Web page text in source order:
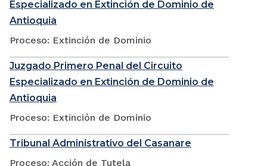
Especializado en Extinción de Dominio de
Antioquia
Proceso: Extinción de Dominio
Juzgado Primero Penal del Circuito
Especializado en Extinción de Dominio de
Antioquia
Proceso: Extinción de Dominio
Tribunal Administrativo del Casanare
Proceso: Acción de Tutela